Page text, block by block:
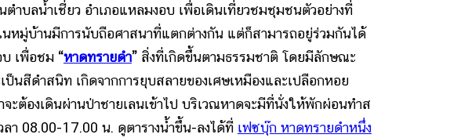
ตำบลน้ำเชี่ยว อำเภอแหลมงอบ เพื่อเดินเที่ยวชมชุมชนตัวอย่างที่
หมู่บ้านมีการนับถือศาสนาที่แตกต่างกัน แต่ก็สามารถอยู่ร่วมกันได้
บ เพื่อชม “หาดทรายดำ” สิ่งที่เกิดขึ้นตามธรรมชาติ โดยมีลักษณะ
นสีดำสนิท เกิดจากการยุบสลายของเศษเหมืองและเปลือกหอย
ะต้องเดินผ่านป่าชายเลนเข้าไป บริเวณหาดจะมีที่นั่งให้พักผ่อนทำส
า 08.00-17.00 น. ดูตารางน้ำขึ้น-ลงได้ที่ เฟซบุ๊ก หาดทรายดำหนึ่ง